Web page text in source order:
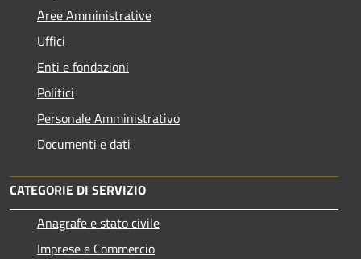
Aree Amministrative
Uffici
Enti e fondazioni
Politici
Personale Amministrativo
Documenti e dati
CATEGORIE DI SERVIZIO
Anagrafe e stato civile
Imprese e Commercio